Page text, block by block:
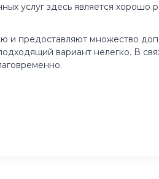
услуг здесь является
предоставляют множество
вариант нелегко. В